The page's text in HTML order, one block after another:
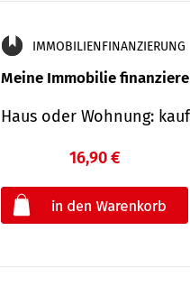
IMMOBILIENFINANZIERUNG
Meine Immobilie
Haus oder Wohnung:
16,90 €